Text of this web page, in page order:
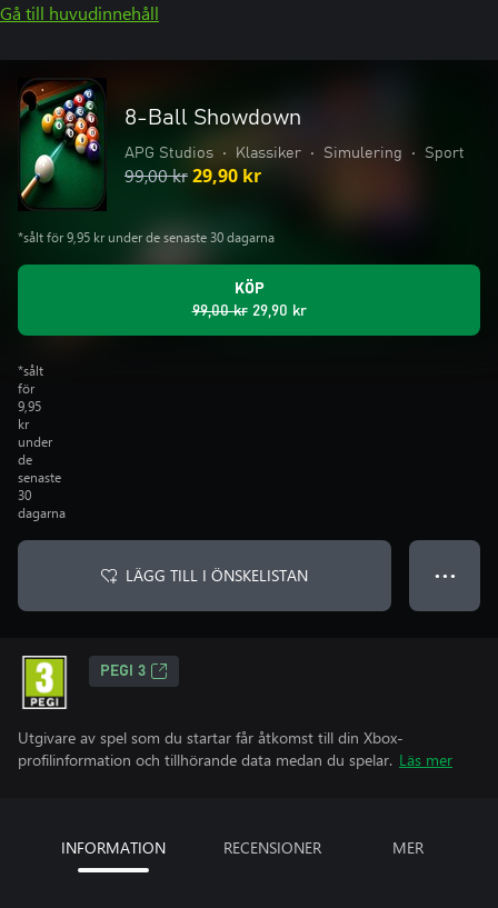
Gå till huvudinnehåll
8-Ball Showdown
APG Studios • Klassiker • Simulering • Sport
99,00 kr29,90 kr
*sålt för 9,95 kr under de senaste 30 dagarna
KÖP
99,00 kr 29,90 kr
*sålt
för
9,95
kr
under
de
senaste
30
dagarna
LÄGG TILL I ÖNSKELISTAN ● ● ●
PEGI 3
Utgivare av spel som du startar får åtkomst till din Xbox-
profilinformation och tillhörande data medan du spelar. Läs mer
INFORMATION RECENSIONER MER